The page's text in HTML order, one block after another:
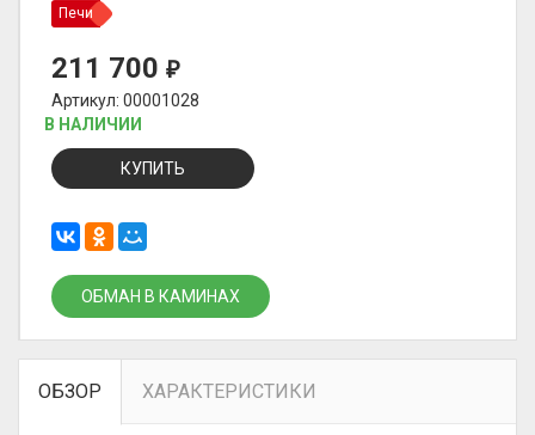
Печи
211 700 ₽
Артикул: 00001028
В НАЛИЧИИ
КУПИТЬ
ОБМАН В КАМИНАХ
ОБЗОР ХАРАКТЕРИСТИКИ